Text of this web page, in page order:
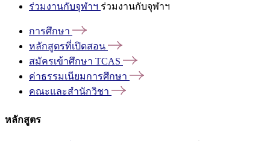
ร่วมงานกับจุฬาฯ ร่วมงานกับจุฬาฯ
การศึกษา
หลักสูตรที่เปิดสอน
สมัครเข้าศึกษา TCAS
ค่าธรรมเนียมการศึกษา
คณะและสำนักวิชา
หลักสูตร